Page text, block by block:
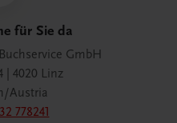
für Sie da
GmbH
| 4020 Linz
Austria
778241